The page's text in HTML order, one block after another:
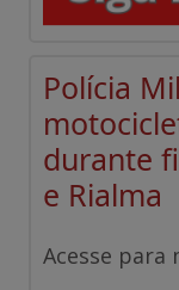
Polícia
durante
e Rialma
Acesse para